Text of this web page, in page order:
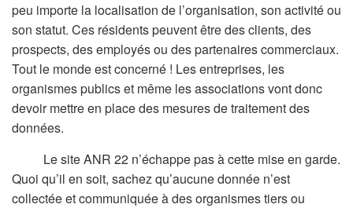
peu importe la localisation de l’organisation, son activité ou
son statut. Ces résidents peuvent être des clients, des
prospects, des employés ou des partenaires commerciaux.
Tout le monde est concerné ! Les entreprises, les
organismes publics et même les associations vont donc
devoir mettre en place des mesures de traitement des
données.
Le site ANR 22 n’échappe pas à cette mise en garde.
Quoi qu’il en soit, sachez qu’aucune donnée n’est
collectée et communiquée à des organismes tiers ou